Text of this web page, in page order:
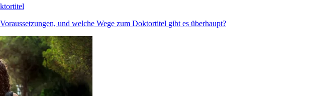
und welche Wege zum Doktortitel gibt es überhaupt?